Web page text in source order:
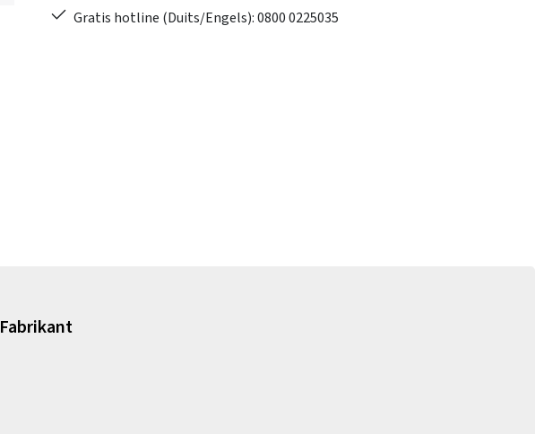
Gratis hotline (Duits/Engels): 0800 0225035
Fabrikant